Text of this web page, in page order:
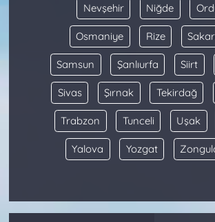
Nevşehir Niğde
Osmaniye Rize
Samsun Şanlıurfa Siirt
Sivas Şırnak Tekirdağ
Trabzon Tunceli Uşak
Yalova Yozgat